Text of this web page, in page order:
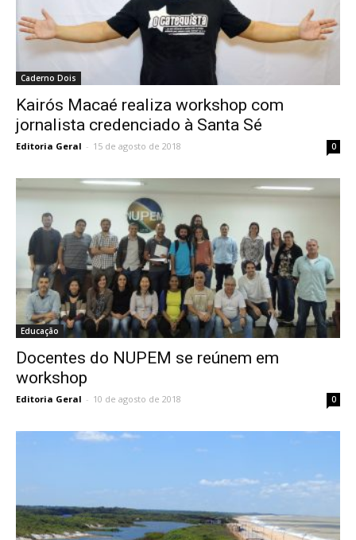
Caderno Dois
Kairós Macaé realiza workshop com
jornalista credenciado à Santa Sé
Editoria Geral - 15 de agosto de 2018 0
Educação
Docentes do NUPEM se reúnem em
workshop
Editoria Geral - 10 de agosto de 2018 0